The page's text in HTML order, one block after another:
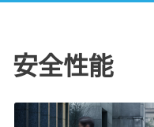
安全性能